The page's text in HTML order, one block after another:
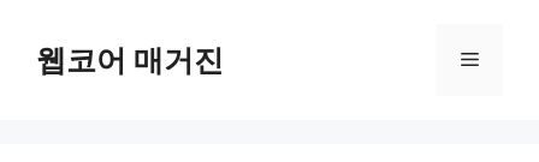
웹코어 매거진 메